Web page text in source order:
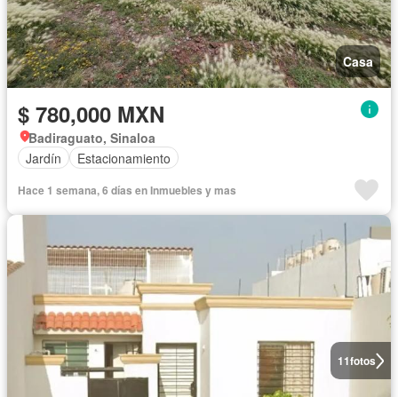
Casa
$ 780,000 MXN
Badiraguato, Sinaloa
Jardín
Estacionamiento
Hace 1 semana, 6 días en Inmuebles y mas
11fotos